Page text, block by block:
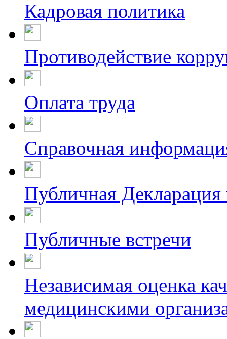
Кадровая политика
Противодействие
Оплата труда
Справочная
Публичная Декларация
Публичные встречи
Независимая оценка
медицинскими